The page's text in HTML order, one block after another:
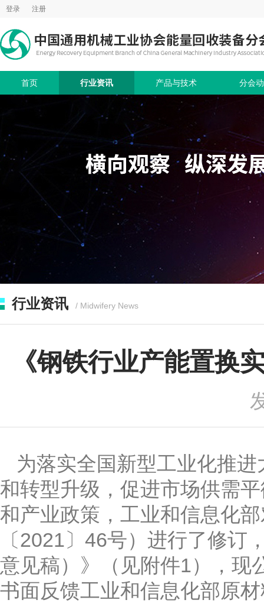
登录 注册
首页 行业资讯 产品与技术 分会
行业资讯 / Midwifery News
《钢铁行业产能置换
为落实全国新型工业化推
和转型升级，促进市场供需
和产业政策，工业和信息化
〔2021〕46号）进行了修
意见稿）》（见附件1），现
书面反馈工业和信息化部原